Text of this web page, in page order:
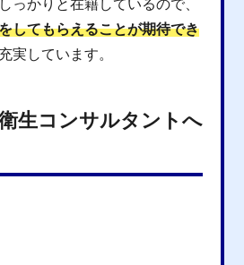
っかりと在籍しているので、
してもらえることが期待でき
実しています。
生コンサルタントへ